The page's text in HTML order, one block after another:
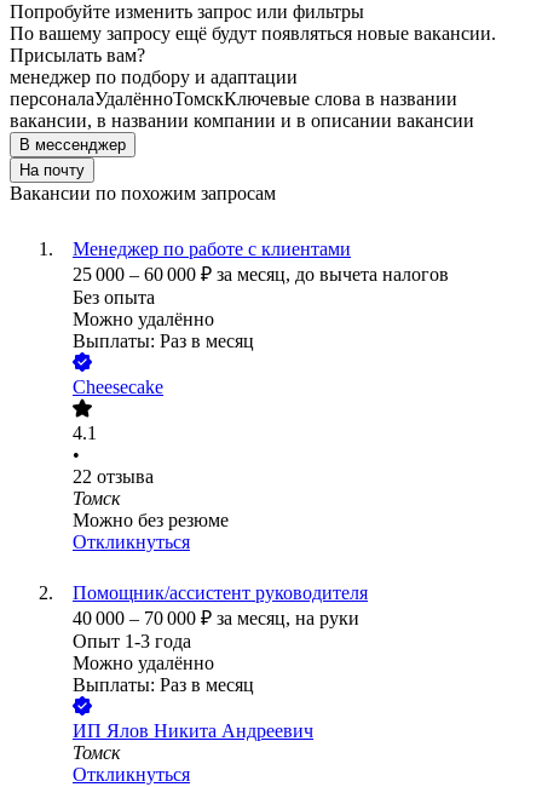
Попробуйте изменить запрос или фильтры
По вашему запросу ещё будут появляться новые вакансии.
Присылать вам?
менеджер по подбору и адаптации
персоналаУдалённоТомскКлючевые слова в названии
вакансии, в названии компании и в описании вакансии
В мессенджер
На почту
Вакансии по похожим запросам
Менеджер по работе с клиентами
25 000 – 60 000 ₽ за месяц, до вычета налогов
Без опыта
Можно удалённо
Выплаты: Раз в месяц
Cheesecake
4.1
•
22 отзыва
Томск
Можно без резюме
Откликнуться
Помощник/ассистент руководителя
40 000 – 70 000 ₽ за месяц, на руки
Опыт 1-3 года
Можно удалённо
Выплаты: Раз в месяц
ИП Ялов Никита Андреевич
Томск
Откликнуться